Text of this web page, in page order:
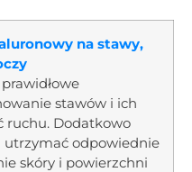
na stawy,
stawów i ich
ruchu. Dodatkowo
utrzymać odpowiednie
skóry i powierzchni